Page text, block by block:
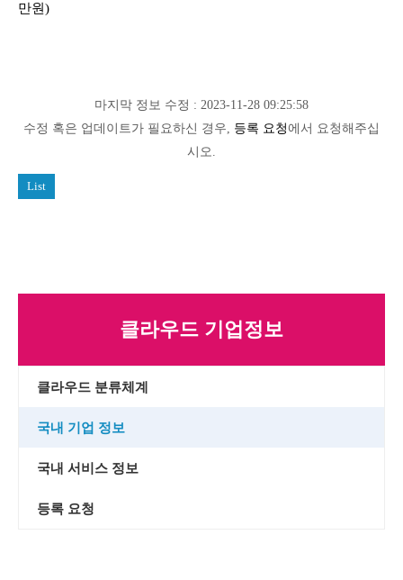
만원)
마지막 정보 수정 : 2023-11-28 09:25:58
수정 혹은 업데이트가 필요하신 경우, 등록 요청에서 요청해주십
시오.
List
클라우드 기업정보
클라우드 분류체계
국내 기업 정보
국내 서비스 정보
등록 요청